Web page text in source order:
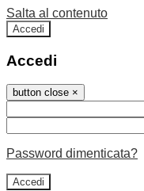
Salta al contenuto
Accedi
Accedi
button close ×
Password dimenticata?